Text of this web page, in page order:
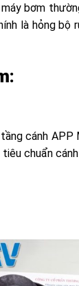
bơm
là hỏng bộ
cánh
chuẩn cánh